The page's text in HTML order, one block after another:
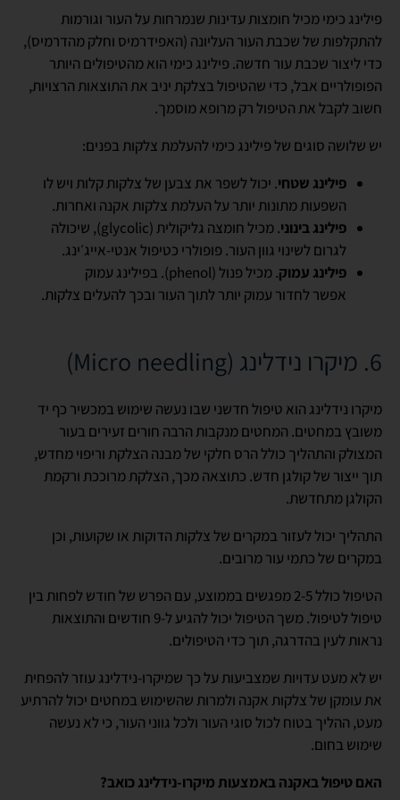
פילינג כימי מכיל חומצות עדינות שנמרחות על העור וגורמות
להתקלפות של שכבת העור העליונה (האפידרמיס וחלק מהדרמיס),
כדי ליצור שכבת עור חדשה. פילינג כימי הוא מהטיפולים היותר
הפופולריים אבל, כדי שהטיפול בצלקת יניב את התוצאות הרצויות,
חשוב לקבל את הטיפול רק מרופא מוסמך.
יש שלושה סוגים של פילינג כימי להעלמת צלקות בפנים:
פילינג שטחי. יכול לשפר את צבען של צלקות קלות ויש לו
השפעות מתונות יותר על העלמת צלקות אקנה ואחרות.
פילינג בינוני. מכיל חומצה גליקולית (glycolic), שיכולה
לגרום לשינוי גוון העור. פופולרי כטיפול אנטי-אייג׳ינג.
פילינג עמוק. מכיל פנול (phenol). בפילינג עמוק
אפשר לחדור עמוק יותר לתוך העור ובכך להעלים צלקות.
6. מיקרו נידלינג ( Micro needling
)
מיקרו נידלינג הוא טיפול חדשני שבו נעשה שימוש במכשיר כף יד
משובץ במחטים. המחטים מנקבות הרבה חורים זעירים בעור
המצולק והתהליך כולל הרס חלקי של מבנה הצלקת וריפוי מחדש,
תוך ייצור של קולגן חדש. כתוצאה מכך, הצלקת מרוככת ורקמת
הקולגן מתחדשת.
התהליך יכול לעזור במקרים של צלקות הדוקות או שקועות, וכן
במקרים של כתמי עור מרובים.
הטיפול כולל 2-5 מפגשים בממוצע, עם הפרש של חודש לפחות בין
טיפול לטיפול. משך הטיפול יכול להגיע ל-9 חודשים והתוצאות
נראות לעין בהדרגה, תוך כדי הטיפולים.
יש לא מעט עדויות שמצביעות על כך שמיקרו-נידלינג עוזר להפחית
את עומקן של צלקות אקנה ולמרות שהשימוש במחטים יכול להרתיע
מעט, ההליך בטוח לכול סוגי העור ולכל גווני העור, כי לא נעשה
שימוש בחום.
האם טיפול באקנה באמצעות מיקרו-נידלינג כואב?